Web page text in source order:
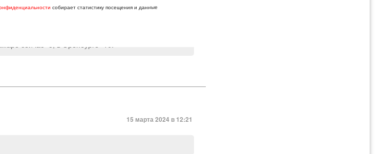
сейчас -5, в Оренбурге -10.
15 марта 2024 в 12:21
собирает статистику посещения и данные